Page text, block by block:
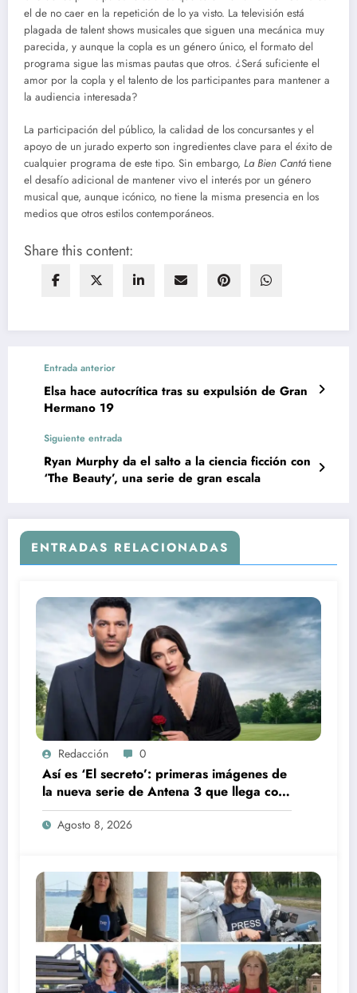
el de no caer en la repetición de lo ya visto. La televisión está
plagada de talent shows musicales que siguen una mecánica muy
parecida, y aunque la copla es un género único, el formato del
programa sigue las mismas pautas que otros. ¿Será suficiente el
amor por la copla y el talento de los participantes para mantener a
la audiencia interesada?
La participación del público, la calidad de los concursantes y el
apoyo de un jurado experto son ingredientes clave para el éxito de
cualquier programa de este tipo. Sin embargo, La Bien Cantátiene
el desafío adicional de mantener vivo el interés por un género
musical que, aunque icónico, no tiene la misma presencia en los
medios que otros estilos contemporáneos.
Share this content:
Entrada anterior
Elsa hace autocrítica tras su expulsión de Gran
Hermano 19
Siguiente entrada
Ryan Murphy da el salto a la ciencia ficción con
‘The Beauty’, una serie de gran escala
ENTRADAS RELACIONADAS
Redacción 0
Así es ‘El secreto’: primeras imágenes de
la nueva serie de Antena 3 que llega con
una verdad brutal
Agosto 8, 2026